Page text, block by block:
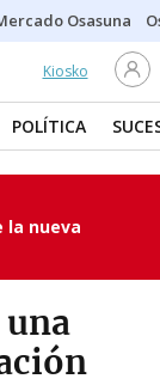
Osasuna
Kiosko
POLÍTICA
la nueva
una